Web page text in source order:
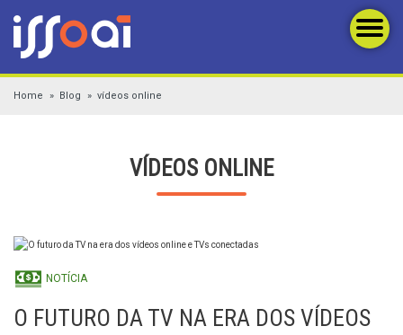
Home Blog vídeos online
VÍDEOS ONLINE
NOTÍCIA
O FUTURO DA TV NA ERA DOS VÍDEOS